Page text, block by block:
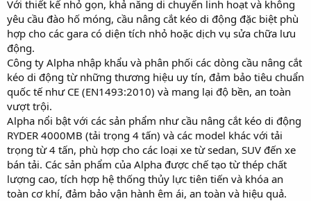
Với thiết kế nhỏ gọn, khả năng di chuyển linh hoạt và không
yêu cầu đào hố móng, cầu nâng cắt kéo di động đặc biệt phù
hợp cho các gara có diện tích nhỏ hoặc dịch vụ sửa chữa lưu
động.
Công ty Alpha nhập khẩu và phân phối các dòng cầu nâng cắt
kéo di động từ những thương hiệu uy tín, đảm bảo tiêu chuẩn
quốc tế như CE (EN1493:2010) và mang lại độ bền, an toàn
vượt trội.
Alpha nổi bật với các sản phẩm như cầu nâng cắt kéo di động
RYDER 4000MB (tải trọng 4 tấn) và các model khác với tải
trọng từ 4 tấn, phù hợp cho các loại xe từ sedan, SUV đến xe
bán tải. Các sản phẩm của Alpha được chế tạo từ thép chất
lượng cao, tích hợp hệ thống thủy lực tiên tiến và khóa an
toàn cơ khí, đảm bảo vận hành êm ái, an toàn và hiệu quả.